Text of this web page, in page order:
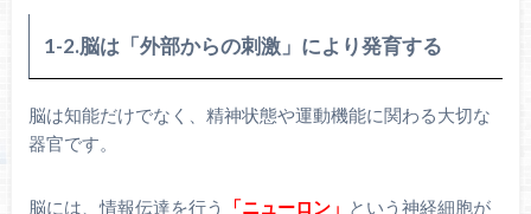
1-2.脳は「外部からの刺激」により発育する
脳は知能だけでなく、精神状態や運動機能に関わる大切な
器官です。
脳には、情報伝達を行う 「ニューロン」 という神経細胞が